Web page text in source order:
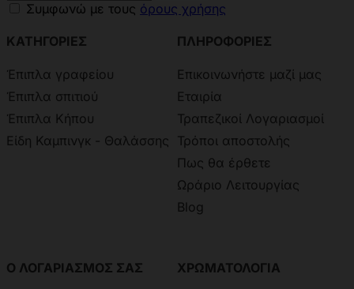
Συμφωνώ με τους όρους χρήσης
ΚΑΤΗΓΟΡΙΕΣ
Έπιπλα γραφείου
Έπιπλα σπιτιού
Έπιπλα Κήπου
Είδη Καμπινγκ - Θαλάσσης
ΠΛΗΡΟΦΟΡΙΕΣ
Επικοινωνήστε μαζί μας
Εταιρία
Τραπεζικοί Λογαριασμοί
Τρόποι αποστολής
Πως θα έρθετε
Ωράριο Λειτουργίας
Blog
Ο ΛΟΓΑΡΙΑΣΜΟΣ ΣΑΣ ΧΡΩΜΑΤΟΛΟΓΙΑ